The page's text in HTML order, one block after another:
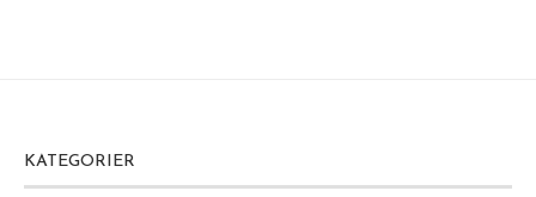
KATEGORIER